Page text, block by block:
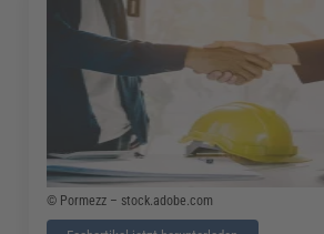
© Pormezz – stock.adobe.com